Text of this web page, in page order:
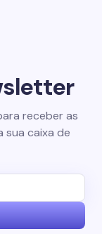
receber as
sua caixa de